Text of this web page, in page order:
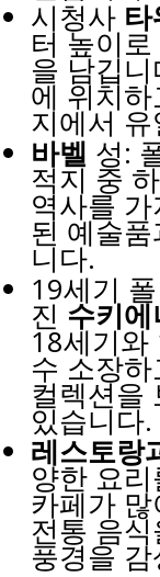
시청사 타
터 높이
을 남깁
에 위치
지에서
바벨 성:
적지 중
역사를
된 예술
니다.
19세기
진 수키
18세기와
수 소장
컬렉션을
있습니다.
레스토랑
양한 요
카페가
전통 음
풍경을